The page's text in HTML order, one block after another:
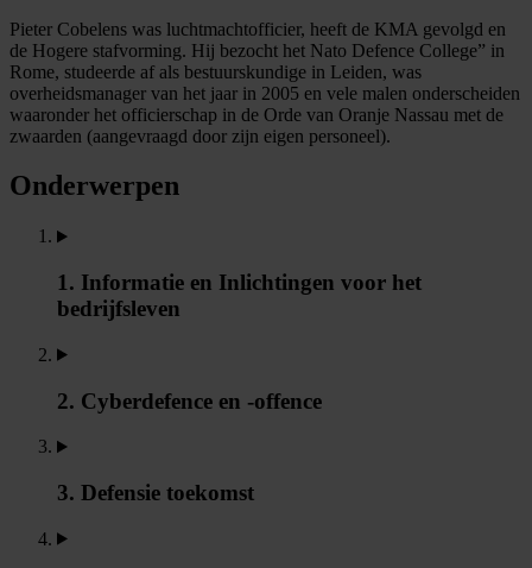
Pieter Cobelens was luchtmachtofficier, heeft de KMA gevolgd en
de Hogere stafvorming. Hij bezocht het Nato Defence College” in
Rome, studeerde af als bestuurskundige in Leiden, was
overheidsmanager van het jaar in 2005 en vele malen onderscheiden
waaronder het officierschap in de Orde van Oranje Nassau met de
zwaarden (aangevraagd door zijn eigen personeel).
Onderwerpen
1. Informatie en Inlichtingen voor het
bedrijfsleven
2. Cyberdefence en -offence
3. Defensie toekomst